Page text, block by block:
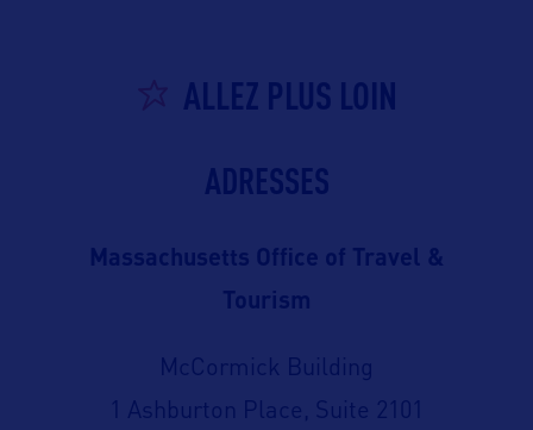
ALLEZ PLUS LOIN
ADRESSES
Massachusetts Office of Travel &
Tourism
McCormick Building
1 Ashburton Place, Suite 2101